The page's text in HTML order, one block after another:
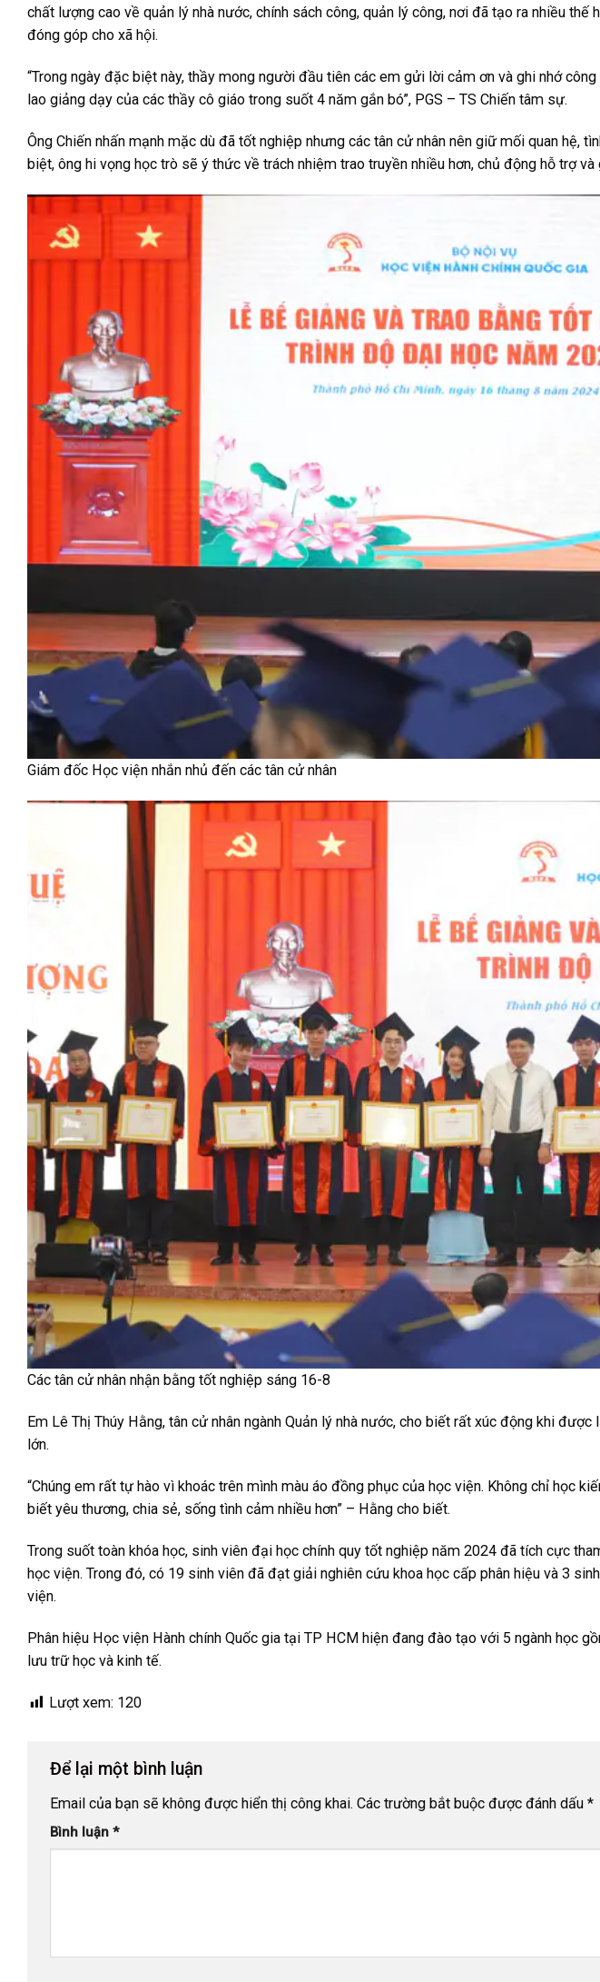
chất lượng cao về quản lý nhà nước, chính sách công, quản lý công, nơi đã tạo ra nhiều thế
đóng góp cho xã hội.
“Trong ngày đặc biệt này, thầy mong người đầu tiên các em gửi lời cảm ơn và ghi nhớ
lao giảng dạy của các thầy cô giáo trong suốt 4 năm gắn bó”, PGS – TS Chiến tâm sự.
Ông Chiến nhấn mạnh mặc dù đã tốt nghiệp nhưng các tân cử nhân nên giữ mối quan hệ,
biệt, ông hi vọng học trò sẽ ý thức về trách nhiệm trao truyền nhiều hơn, chủ động hỗ trợ
Giám đốc Học viện nhắn nhủ đến các tân cử nhân
Các tân cử nhân nhận bằng tốt nghiệp sáng 16-8
Em Lê Thị Thúy Hằng, tân cử nhân ngành Quản lý nhà nước, cho biết rất xúc động khi
lớn.
“Chúng em rất tự hào vì khoác trên mình màu áo đồng phục của học viện. Không chỉ học
biết yêu thương, chia sẻ, sống tình cảm nhiều hơn” – Hằng cho biết.
Trong suốt toàn khóa học, sinh viên đại học chính quy tốt nghiệp năm 2024 đã tích cực
học viện. Trong đó, có 19 sinh viên đã đạt giải nghiên cứu khoa học cấp phân hiệu và 3
viện.
Phân hiệu Học viện Hành chính Quốc gia tại TP HCM hiện đang đào tạo với 5 ngành học
lưu trữ học và kinh tế.
Lượt xem: 120
Để lại một bình luận
Email của bạn sẽ không được hiển thị công khai. Các trường bắt buộc được đánh dấu *
Bình luận *